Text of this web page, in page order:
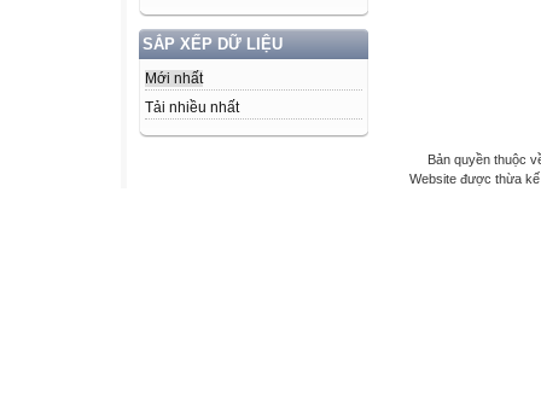
SẮP XẾP DỮ LIỆU
Mới nhất
Tải nhiều nhất
Bản quyền thuộc
Website được thừa